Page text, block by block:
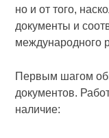
но и от того,
документы и
международного
Первым шагом
документов.
наличие: